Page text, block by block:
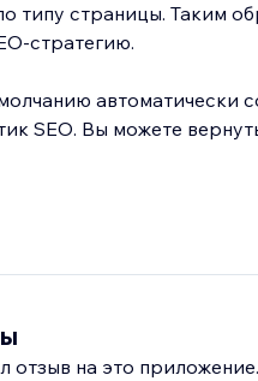
типу страницы. Таким
стратегию.
автоматически
SEO. Вы можете
отзыв на это